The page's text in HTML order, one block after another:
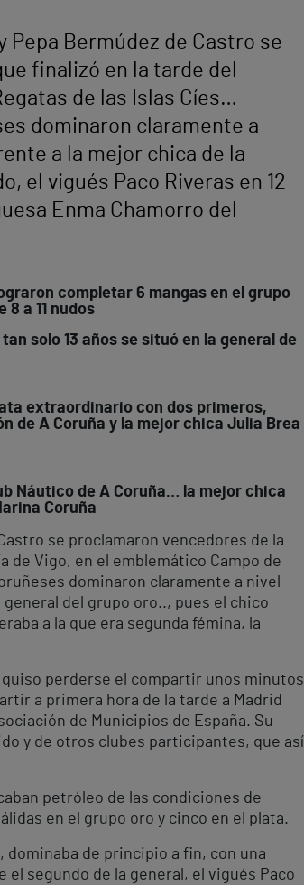
Pepa Bermúdez de Castro se
finalizó en la tarde del
de las Islas Cíes…
dominaron claramente a
a la mejor chica de la
el vigués Paco Riveras en 12
Enma Chamorro del
completar 6 mangas en el grupo
a 11 nudos
solo 13 años se situó en la general de
extraordinario con dos primeros,
de A Coruña y la mejor chica Julia Brea
Náutico de A Coruña… la mejor chica
Coruña
se proclamaron vencedores de la
de Vigo, en el emblemático Campo de
dominaron claramente a nivel
del grupo oro.., pues el chico
a la que era segunda fémina, la
quiso perderse el compartir unos minutos
a primera hora de la tarde a Madrid
de Municipios de España. Su
y de otros clubes participantes, que así
petróleo de las condiciones de
en el grupo oro y cinco en el plata.
dominaba de principio a fin, con una
el segundo de la general, el vigués Paco